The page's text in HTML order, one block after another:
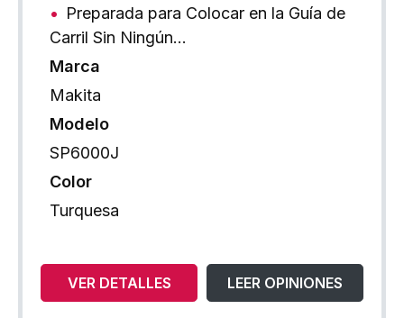
Preparada para Colocar en la Guía de
Carril Sin Ningún…
Marca
Makita
Modelo
SP6000J
Color
Turquesa
VER DETALLES LEER OPINIONES